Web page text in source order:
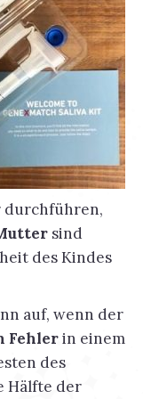
durchführen,
sind
des Kindes
auf, wenn der
Fehlerin einem
des
Hälfte der